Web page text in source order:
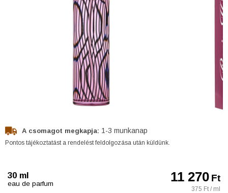
A csomagot megkapja: 1-3 munkanap
Pontos tájékoztatást a rendelést feldolgozása után küldünk.
30 ml
eau de parfum 11 270Ft
375 Ft / ml